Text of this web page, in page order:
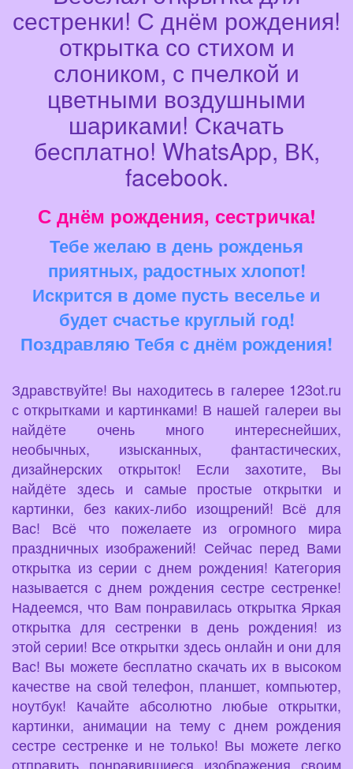
сестренки! С днём рождения!
открытка со стихом и
слоником, с пчелкой и
цветными воздушными
шариками! Скачать
бесплатно! WhatsApp, ВК,
facebook.
С днём рождения, сестричка!
Тебе желаю в день рожденья
приятных, радостных хлопот!
Искрится в доме пусть веселье и
будет счастье круглый год!
Поздравляю Тебя с днём рождения!
Здравствуйте! Вы находитесь в галерее 123ot.ru
с открытками и картинками! В нашей галереи вы
найдёте очень много интереснейших,
необычных, изысканных, фантастических,
дизайнерских открыток! Если захотите, Вы
найдёте здесь и самые простые открытки и
картинки, без каких-либо изощрений! Всё для
Вас! Всё что пожелаете из огромного мира
праздничных изображений! Сейчас перед Вами
открытка из серии с днем рождения! Категория
называется с днем рождения сестре сестренке!
Надеемся, что Вам понравилась открытка Яркая
открытка для сестренки в день рождения! из
этой серии! Все открытки здесь онлайн и они для
Вас! Вы можете бесплатно скачать их в высоком
качестве на свой телефон, планшет, компьютер,
ноутбук! Качайте абсолютно любые открытки,
картинки, анимации на тему с днем рождения
сестре сестренке и не только! Вы можете легко
отправить понравившиеся изображения своим